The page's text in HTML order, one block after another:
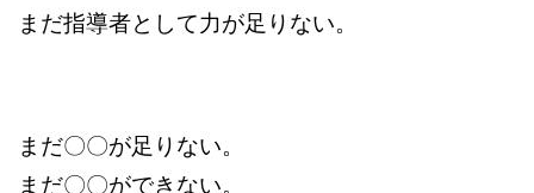
まだ指導者として力が足りない。
まだ〇〇が足りない。
まだ〇〇ができない。